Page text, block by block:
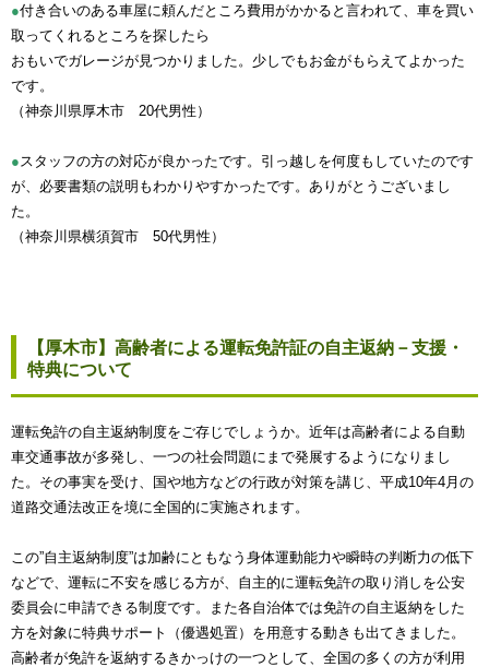
●付き合いのある車屋に頼んだところ費用がかかると言われて、車を買い
取ってくれるところを探したら
おもいでガレージが見つかりました。少しでもお金がもらえてよかった
です。
（神奈川県厚木市 20代男性）
● スタッフの方の対応が良かったです。引っ越しを何度もしていたのです
が、必要書類の説明もわかりやすかったです。ありがとうございまし
た。
（神奈川県横須賀市 50代男性）
【厚木市】高齢者による運転免許証の自主返納－支援・
特典について
運転免許の自主返納制度をご存じでしょうか。近年は高齢者による自動
車交通事故が多発し、一つの社会問題にまで発展するようになりまし
た。その事実を受け、国や地方などの行政が対策を講じ、平成10年4月の
道路交通法改正を境に全国的に実施されます。
この”自主返納制度”は加齢にともなう身体運動能力や瞬時の判断力の低下
などで、運転に不安を感じる方が、自主的に運転免許の取り消しを公安
委員会に申請できる制度です。また各自治体では免許の自主返納をした
方を対象に特典サポート（優遇処置）を用意する動きも出てきました。
高齢者が免許を返納するきかっけの一つとして、全国の多くの方が利用